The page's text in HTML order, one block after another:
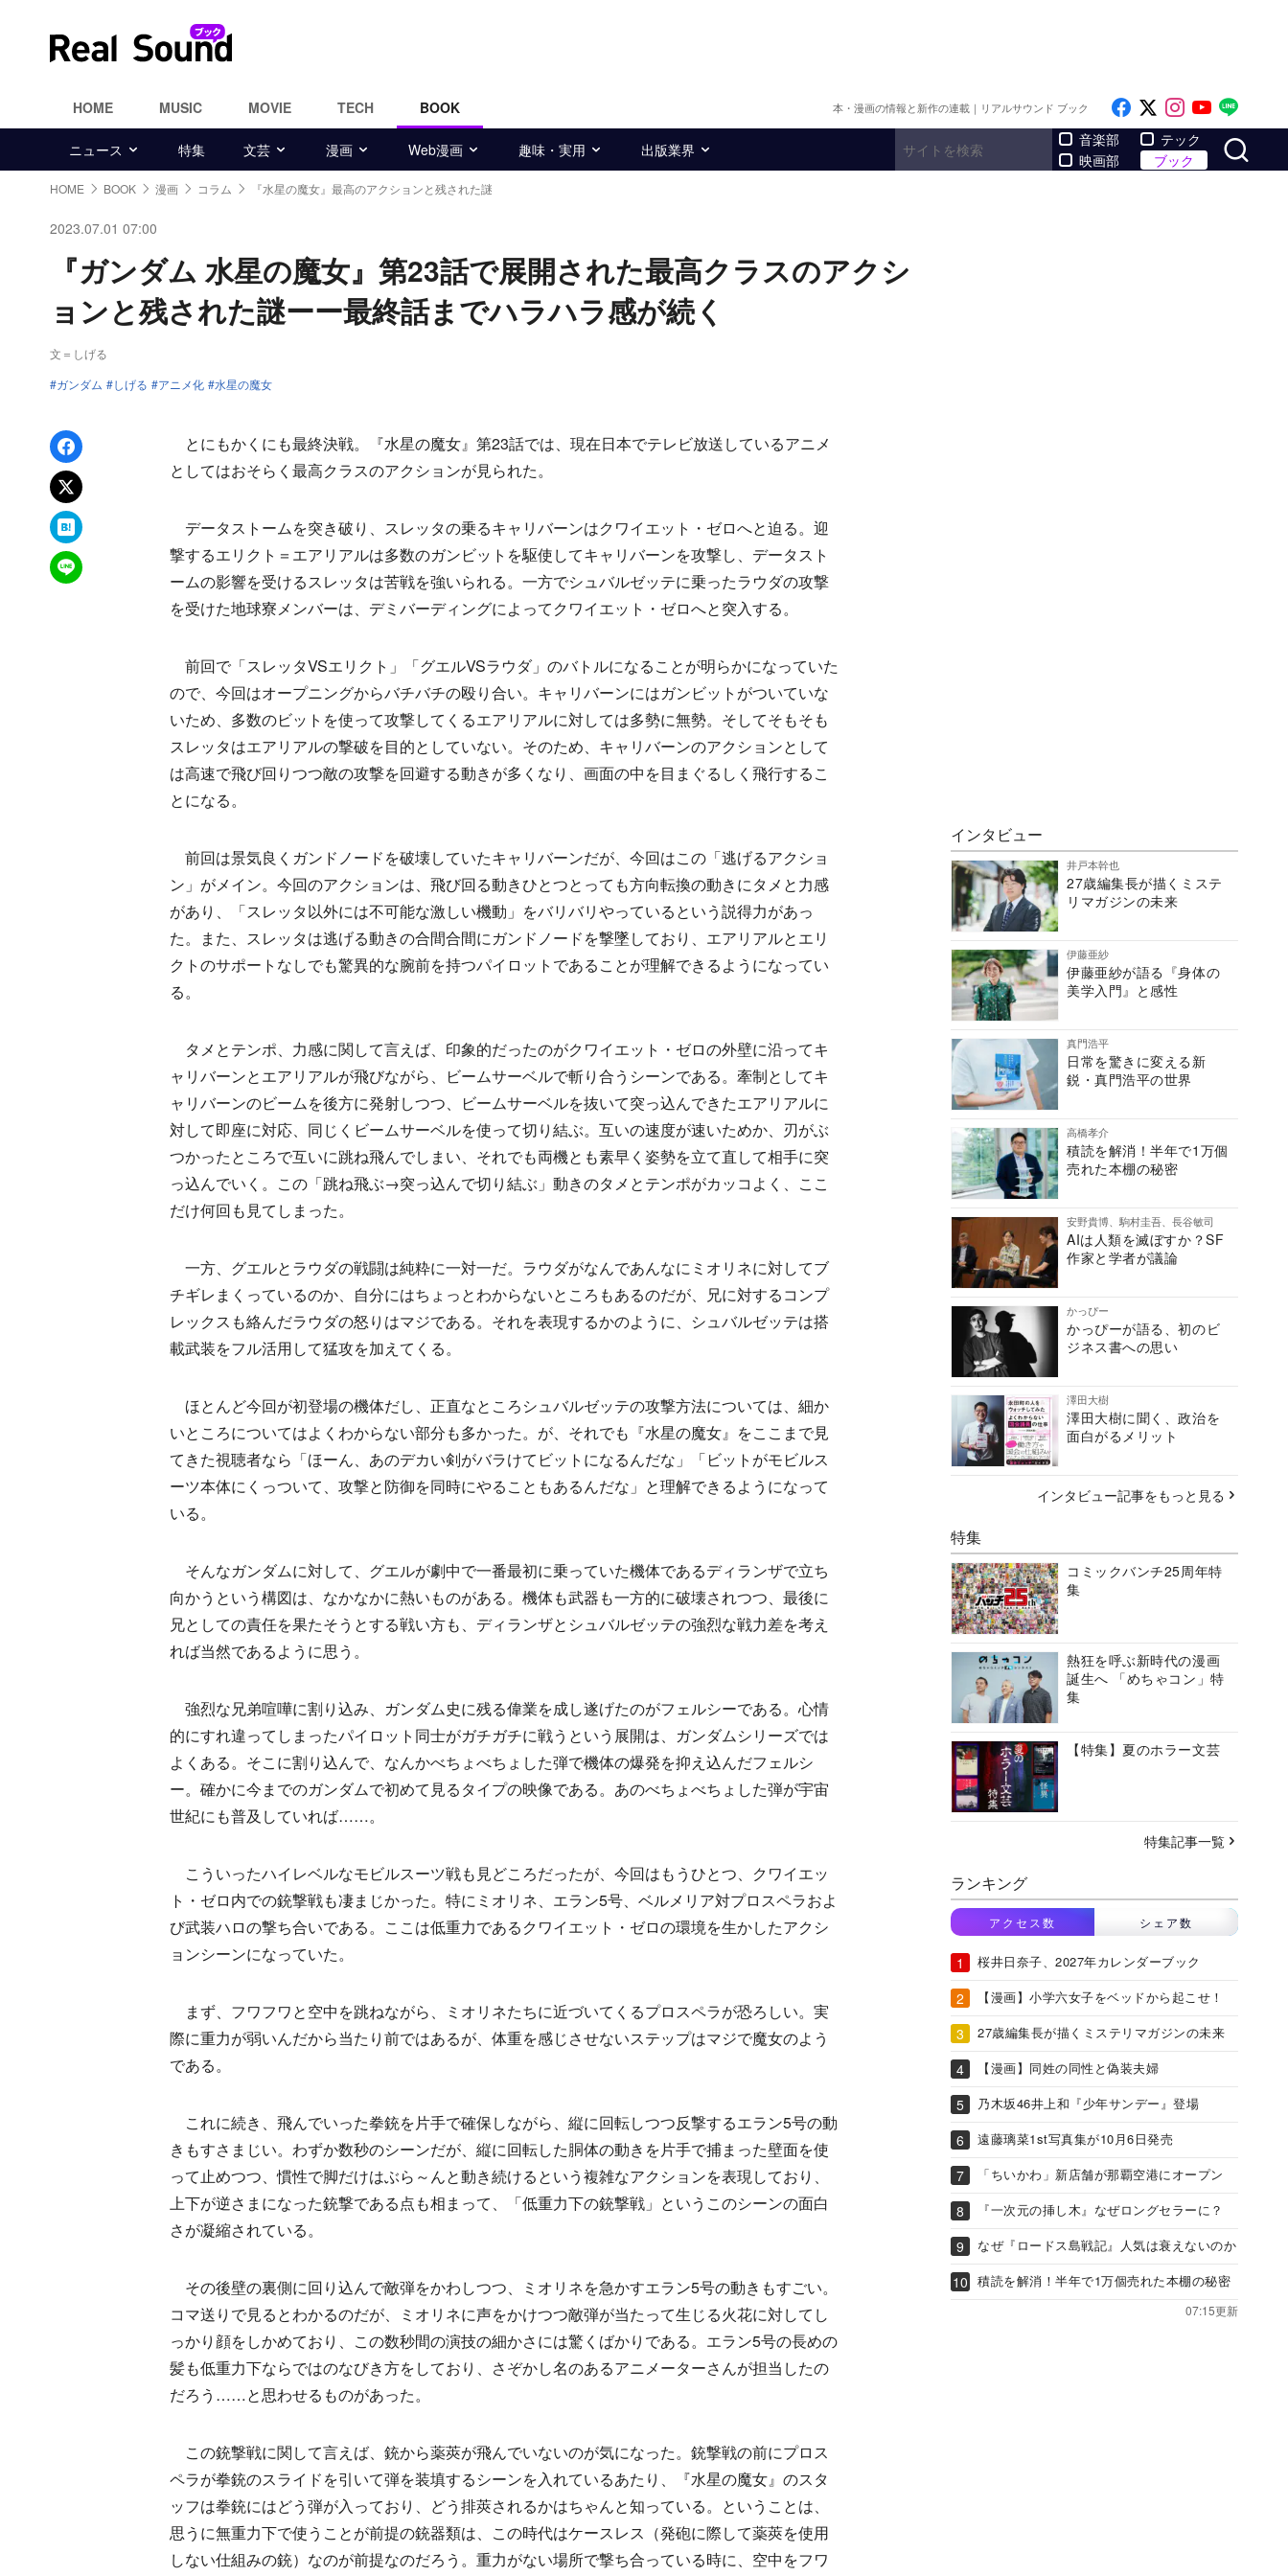
HOME MUSIC MOVIE TECH BOOK 本・漫画の情報と新作の連載｜リアルサウンド ブック Like on Facebook
Follow on x
Follow on
Follow
ニュース 特集 文芸 漫画 Web漫画 趣味・実用 出版業界
音楽部
映画部
テック
ブック
HOME BOOK 漫画 コラム 『水星の魔女』最高のアクションと残された謎
2023.07.01 07:00
『ガンダム 水星の魔女』第23話で展開された最高クラスのアクシ
ョンと残された謎ーー最終話までハラハラ感が続く
文＝しげる
ガンダム
しげる アニメ化 水星の魔女
Facebookでシェア
xでポスト
はてなブックマーク
LINEで送る
とにもかくにも最終決戦。『水星の魔女』第23話では、現在日本でテレビ放送しているアニメ
としてはおそらく最高クラスのアクションが見られた。
データストームを突き破り、スレッタの乗るキャリバーンはクワイエット・ゼロへと迫る。迎
撃するエリクト＝エアリアルは多数のガンビットを駆使してキャリバーンを攻撃し、データスト
ームの影響を受けるスレッタは苦戦を強いられる。一方でシュバルゼッテに乗ったラウダの攻撃
を受けた地球寮メンバーは、デミバーディングによってクワイエット・ゼロへと突入する。
前回で「スレッタVSエリクト」「グエルVSラウダ」のバトルになることが明らかになっていた
ので、今回はオープニングからバチバチの殴り合い。キャリバーンにはガンビットがついていな
いため、多数のビットを使って攻撃してくるエアリアルに対しては多勢に無勢。そしてそもそも
スレッタはエアリアルの撃破を目的としていない。そのため、キャリバーンのアクションとして
は高速で飛び回りつつ敵の攻撃を回避する動きが多くなり、画面の中を目まぐるしく飛行するこ
とになる。
前回は景気良くガンドノードを破壊していたキャリバーンだが、今回はこの「逃げるアクショ
ン」がメイン。今回のアクションは、飛び回る動きひとつとっても方向転換の動きにタメと力感
があり、「スレッタ以外には不可能な激しい機動」をバリバリやっているという説得力があっ
た。また、スレッタは逃げる動きの合間合間にガンドノードを撃墜しており、エアリアルとエリ
クトのサポートなしでも驚異的な腕前を持つパイロットであることが理解できるようになってい
る。
タメとテンポ、力感に関して言えば、印象的だったのがクワイエット・ゼロの外壁に沿ってキ
ャリバーンとエアリアルが飛びながら、ビームサーベルで斬り合うシーンである。牽制としてキ
ャリバーンのビームを後方に発射しつつ、ビームサーベルを抜いて突っ込んできたエアリアルに
対して即座に対応、同じくビームサーベルを使って切り結ぶ。互いの速度が速いためか、刃がぶ
つかったところで互いに跳ね飛んでしまい、それでも両機とも素早く姿勢を立て直して相手に突
っ込んでいく。この「跳ね飛ぶ→突っ込んで切り結ぶ」動きのタメとテンポがカッコよく、ここ
だけ何回も見てしまった。
一方、グエルとラウダの戦闘は純粋に一対一だ。ラウダがなんであんなにミオリネに対してブ
チギレまくっているのか、自分にはちょっとわからないところもあるのだが、兄に対するコンプ
レックスも絡んだラウダの怒りはマジである。それを表現するかのように、シュバルゼッテは搭
載武装をフル活用して猛攻を加えてくる。
ほとんど今回が初登場の機体だし、正直なところシュバルゼッテの攻撃方法については、細か
いところについてはよくわからない部分も多かった。が、それでも『水星の魔女』をここまで見
てきた視聴者なら「ほーん、あのデカい剣がバラけてビットになるんだな」「ビットがモビルス
ーツ本体にくっついて、攻撃と防御を同時にやることもあるんだな」と理解できるようになって
いる。
そんなガンダムに対して、グエルが劇中で一番最初に乗っていた機体であるディランザで立ち
向かうという構図は、なかなかに熱いものがある。機体も武器も一方的に破壊されつつ、最後に
兄としての責任を果たそうとする戦い方も、ディランザとシュバルゼッテの強烈な戦力差を考え
れば当然であるように思う。
強烈な兄弟喧嘩に割り込み、ガンダム史に残る偉業を成し遂げたのがフェルシーである。心情
的にすれ違ってしまったパイロット同士がガチガチに戦うという展開は、ガンダムシリーズでは
よくある。そこに割り込んで、なんかべちょべちょした弾で機体の爆発を抑え込んだフェルシ
ー。確かに今までのガンダムで初めて見るタイプの映像である。あのべちょべちょした弾が宇宙
世紀にも普及していれば……。
こういったハイレベルなモビルスーツ戦も見どころだったが、今回はもうひとつ、クワイエッ
ト・ゼロ内での銃撃戦も凄まじかった。特にミオリネ、エラン5号、ベルメリア対プロスペラおよ
び武装ハロの撃ち合いである。ここは低重力であるクワイエット・ゼロの環境を生かしたアクシ
ョンシーンになっていた。
まず、フワフワと空中を跳ねながら、ミオリネたちに近づいてくるプロスペラが恐ろしい。実
際に重力が弱いんだから当たり前ではあるが、体重を感じさせないステップはマジで魔女のよう
である。
これに続き、飛んでいった拳銃を片手で確保しながら、縦に回転しつつ反撃するエラン5号の動
きもすさまじい。わずか数秒のシーンだが、縦に回転した胴体の動きを片手で捕まった壁面を使
って止めつつ、慣性で脚だけはぶら～んと動き続けるという複雑なアクションを表現しており、
上下が逆さまになった銃撃である点も相まって、「低重力下の銃撃戦」というこのシーンの面白
さが凝縮されている。
その後壁の裏側に回り込んで敵弾をかわしつつ、ミオリネを急かすエラン5号の動きもすごい。
コマ送りで見るとわかるのだが、ミオリネに声をかけつつ敵弾が当たって生じる火花に対してし
っかり顔をしかめており、この数秒間の演技の細かさには驚くばかりである。エラン5号の長めの
髪も低重力下ならではのなびき方をしており、さぞかし名のあるアニメーターさんが担当したの
だろう……と思わせるものがあった。
この銃撃戦に関して言えば、銃から薬莢が飛んでいないのが気になった。銃撃戦の前にプロス
ペラが拳銃のスライドを引いて弾を装填するシーンを入れているあたり、『水星の魔女』のスタ
ッフは拳銃にはどう弾が入っており、どう排莢されるかはちゃんと知っている。ということは、
思うに無重力下で使うことが前提の銃器類は、この時代はケースレス（発砲に際して薬莢を使用
しない仕組みの銃）なのが前提なのだろう。重力がない場所で撃ち合っている時に、空中をフワ
インタビュー
井戸本幹也
27歳編集長が描くミステ
リマガジンの未来
伊藤亜紗
伊藤亜紗が語る『身体の
美学入門』と感性
真門浩平
日常を驚きに変える新
鋭・真門浩平の世界
高橋孝介
積読を解消！半年で1万個
売れた本棚の秘密
安野貴博、駒村圭吾、長谷敏司
AIは人類を滅ぼすか？SF
作家と学者が議論
かっぴー
かっぴーが語る、初のビ
ジネス書への思い
澤田大樹
澤田大樹に聞く、政治を
面白がるメリット
インタビュー記事をもっと見る
特集
コミックバンチ25周年特
集
熱狂を呼ぶ新時代の漫画
誕生へ 「めちゃコン」特
集
【特集】夏のホラー文芸
特集記事一覧
ランキング
アクセス数 シェア数
桜井日奈子、2027年カレンダーブック
【漫画】小学六女子をベッドから起こせ！
27歳編集長が描くミステリマガジンの未来
【漫画】同姓の同性と偽装夫婦
乃木坂46井上和『少年サンデー』登場
遠藤璃菜1st写真集が10月6日発売
「ちいかわ」新店舗が那覇空港にオープン
『一次元の挿し木』なぜロングセラーに？
なぜ『ロードス島戦記』人気は衰えないのか
積読を解消！半年で1万個売れた本棚の秘密
07:15更新